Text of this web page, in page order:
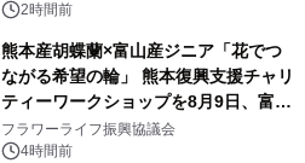
PropTech-Lab
2時間前
熊本産胡蝶蘭×富山産ジニア「花でつ
ながる希望の輪」 熊本復興支援チャリ
ティーワークショップを8月9日、富
山・射水で開催
フラワーライフ振興協議会
4時間前